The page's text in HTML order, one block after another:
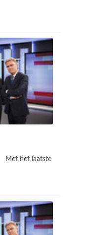
Met het laatste